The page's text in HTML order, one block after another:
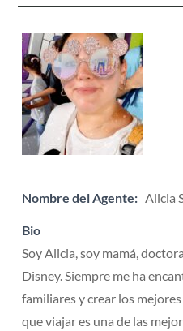
Nombre del Agente: Alicia
Bio
Soy Alicia, soy mamá,
Disney. Siempre me ha
familiares y crear los
que viajar es una de las